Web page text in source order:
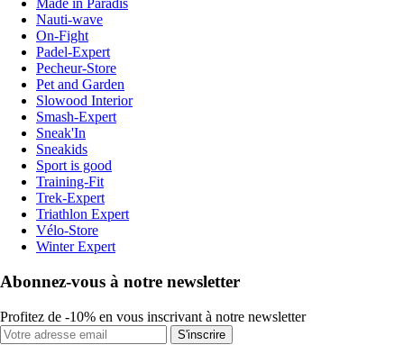
Made in Paradis
Nauti-wave
On-Fight
Padel-Expert
Pecheur-Store
Pet and Garden
Slowood Interior
Smash-Expert
Sneak'In
Sneakids
Sport is good
Training-Fit
Trek-Expert
Triathlon Expert
Vélo-Store
Winter Expert
Abonnez-vous à notre newsletter
Profitez de -10% en vous inscrivant à notre newsletter
S'inscrire